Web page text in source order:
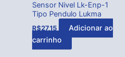
Sensor Nivel Lk-Enp-1
Tipo Pendulo Lukma
R$27,15
Adicionar ao
carrinho